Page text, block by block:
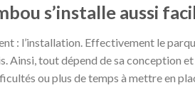
s’installe aussi
: l’installation. Effectivement le
Ainsi, tout dépend de sa conception
ou plus de temps à mettre en